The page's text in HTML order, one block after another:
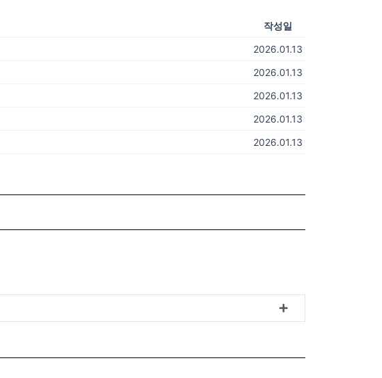
작성일
2026.01.13
2026.01.13
2026.01.13
2026.01.13
2026.01.13